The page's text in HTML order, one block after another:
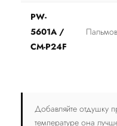
PW-
5601A /
CM-P24F
Добавляйте отдушку
температуре она